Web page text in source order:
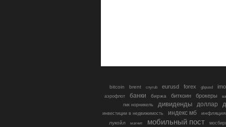
bitcoin brent cnyrub eurusd forex gbpusd
аэрофлот банки биржа биткоин брокеры
гмк норникель
дивиденды доллар
инвестиции в недвижимость индекс мб
инфляция
лукойл
магнит мобильный пост